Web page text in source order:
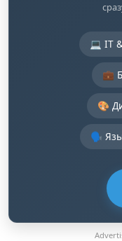
💻 IT
💼
🎨
🗣️